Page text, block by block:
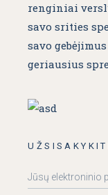
renginiai
savo srities
savo
geriausius